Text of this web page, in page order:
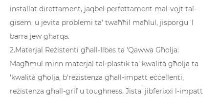
installat direttament, jaqbel perfettament mal-vojt tal-
ġisem, u jevita problemi ta' twaħħil maħlul, jisporġu 'l
barra jew għarqa.
2.Materjal Reżistenti għall-Ilbes ta 'Qawwa Għolja:
Magħmul minn materjal tal-plastik ta' kwalità għolja ta
'kwalità għolja, b'reżistenza għall-impatt eċċellenti,
reżistenza għall-grif u toughness. Jista 'jibferixxi l-impatt